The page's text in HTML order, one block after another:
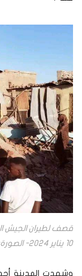
قصف لطيران الجيش
10 يناير 2024- الصورة: مواقع التواصل الاجتماعي
وشهدت المدينة